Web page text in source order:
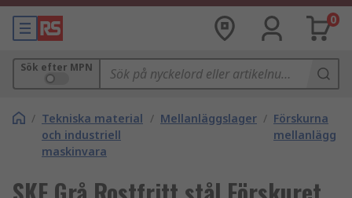
0
Sök efter MPN
/ Tekniska material
och industriell
maskinvara
/ Mellanläggslager / Förskurna
mellanlägg